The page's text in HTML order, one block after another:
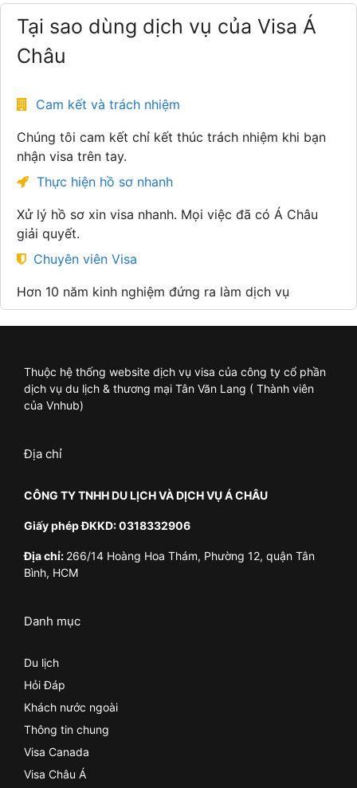
Tại sao dùng dịch vụ của Visa Á
Châu
Cam kết và trách nhiệm
Chúng tôi cam kết chỉ kết thúc trách nhiệm khi bạn
nhận visa trên tay.
Thực hiện hồ sơ nhanh
Xử lý hồ sơ xin visa nhanh. Mọi việc đã có Á Châu
giải quyết.
Chuyên viên Visa
Hơn 10 năm kinh nghiệm đứng ra làm dịch vụ
Thuộc hệ thống website dịch vụ visa của công ty cổ phần
dịch vụ du lịch & thương mại Tân Văn Lang ( Thành viên
của Vnhub)
Địa chỉ
CÔNG TY TNHH DU LỊCH VÀ DỊCH VỤ Á CHÂU
Giấy phép ĐKKD: 0318332906
Địa chỉ: 266/14 Hoàng Hoa Thám, Phường 12, quận Tân
Bình, HCM
Danh mục
Du lịch
Hỏi Đáp
Khách nước ngoài
Thông tin chung
Visa Canada
Visa Châu Á